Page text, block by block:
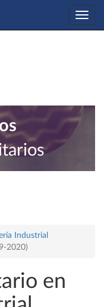
Industrial
2020)
en